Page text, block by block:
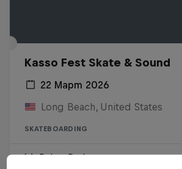
Kasso Fest Skate & Sound
22 Март 2026
Long Beach, United States
SKATEBOARDING
Виж на Replay